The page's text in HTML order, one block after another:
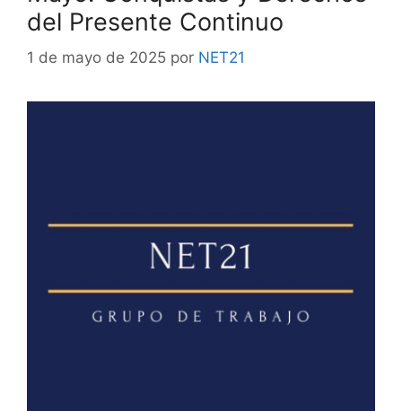
del Presente Continuo
1 de mayo de 2025 por NET21